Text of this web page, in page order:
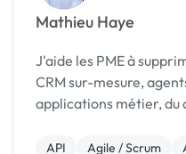
Mathieu Haye
J'aide les PME à
CRM sur-mesure,
applications métier, du
API Agile / Scrum